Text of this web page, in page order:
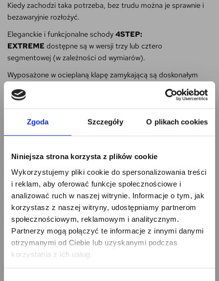
Zgoda Szczegóły O plikach cookies
Niniejsza strona korzysta z plików cookie
Wykorzystujemy pliki cookie do spersonalizowania treści
i reklam, aby oferować funkcje społecznościowe i
analizować ruch w naszej witrynie. Informacje o tym, jak
korzystasz z naszej witryny, udostępniamy partnerom
społecznościowym, reklamowym i analitycznym.
Partnerzy mogą połączyć te informacje z innymi danymi
otrzymanymi od Ciebie lub uzyskanymi podczas
korzystania z ich usług.
Kiedy zachodzi taka potrzeba, bez trudu można je sprawnie i
bezawaryjnie rozłożyć.
Eleganckie i funkcjonalne schody 4STEP:
EXTREME dostępne są w wersji trzy lub cztero
segmentowej (w zależności od wymiarów).
Wyposażone w ocieplaną klapę zamykającą są doskonałym
rozwiązaniem również w pomieszczeniach nieocieplanych.
4STEP: EXTREME to wygoda,
bezpieczeństwo i estetyczny
wygląd.
Dokładamy wszelkich starań by zakupione przedmioty dotarły
całości.
Do pakowania wykorzystujemyfolię,kartonoraz płytę
ochronnąistyropian .
Jest dla nas oczywiste, że oczekujecie Państwoproduktu
pełnowartościowegoi tak Państwu dostarczymy.
W zestawie otrzymują Państwo
Zapisz się na newsletter
5% RABATU
na pierwsze zakupy!